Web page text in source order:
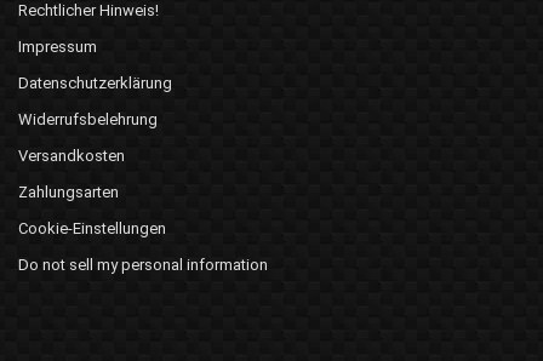
Rechtlicher Hinweis!
Impressum
Datenschutzerklärung
Widerrufsbelehrung
Versandkosten
Zahlungsarten
Cookie-Einstellungen
Do not sell my personal information